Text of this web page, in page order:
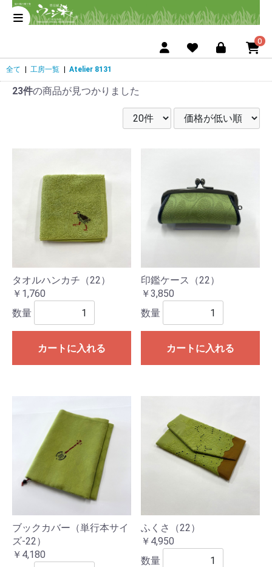
0
全て 工房一覧 Atelier 8131
23件の商品が見つかりました
タオルハンカチ（22）
￥1,760
数量
カートに入れる
印鑑ケース（22）
￥3,850
数量
カートに入れる
ブックカバー（単行本サイ
ズ-22）
￥4,180
ふくさ（22）
￥4,950
数量